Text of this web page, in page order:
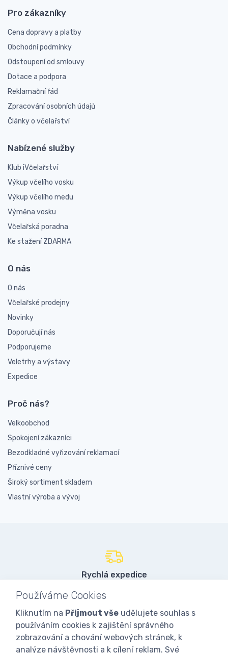
Pro zákazníky
Cena dopravy a platby
Obchodní podmínky
Odstoupení od smlouvy
Dotace a podpora
Reklamační řád
Zpracování osobních údajů
Články o včelařství
Nabízené služby
Klub iVčelařství
Výkup včelího vosku
Výkup včelího medu
Výměna vosku
Včelařská poradna
Ke stažení ZDARMA
O nás
O nás
Včelařské prodejny
Novinky
Doporučují nás
Podporujeme
Veletrhy a výstavy
Expedice
Proč nás?
Velkoobchod
Spokojení zákazníci
Bezodkladné vyřizování reklamací
Příznivé ceny
Široký sortiment skladem
Vlastní výroba a vývoj
Rychlá expedice
Vlastní sklady
přes 3000 položek skladem
Používáme Cookies
Kliknutím na Přijmout vše udělujete souhlas s
používáním cookies k zajištění správného
zobrazování a chování webových stránek, k
analýze návštěvnosti a k cílení reklam. Své